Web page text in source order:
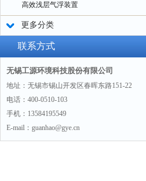
高效浅层气浮装置
更多分类
联系方式
无锡工源环境科技股份有限公司
地址：无锡市锡山开发区春晖东路151-22
电话：400-0510-103
手机：13584195549
E-mail：guanhao@gye.cn